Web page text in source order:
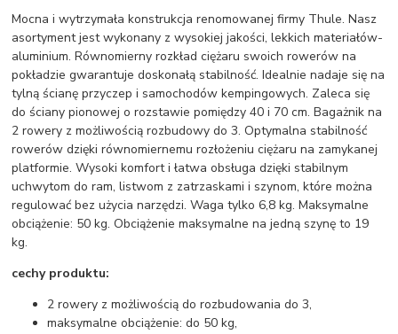
Mocna i wytrzymała konstrukcja renomowanej firmy Thule. Nasz
asortyment jest wykonany z wysokiej jakości, lekkich materiałów-
aluminium. Równomierny rozkład ciężaru swoich rowerów na
pokładzie gwarantuje doskonałą stabilność. Idealnie nadaje się na
tylną ścianę przyczep i samochodów kempingowych. Zaleca się
do ściany pionowej o rozstawie pomiędzy 40 i 70 cm. Bagażnik na
2 rowery z możliwością rozbudowy do 3. Optymalna stabilność
rowerów dzięki równomiernemu rozłożeniu ciężaru na zamykanej
platformie. Wysoki komfort i łatwa obsługa dzięki stabilnym
uchwytom do ram, listwom z zatrzaskami i szynom, które można
regulować bez użycia narzędzi. Waga tylko 6,8 kg. Maksymalne
obciążenie: 50 kg. Obciążenie maksymalne na jedną szynę to 19
kg.
cechy produktu:
2 rowery z możliwością do rozbudowania do 3,
maksymalne obciążenie: do 50 kg,